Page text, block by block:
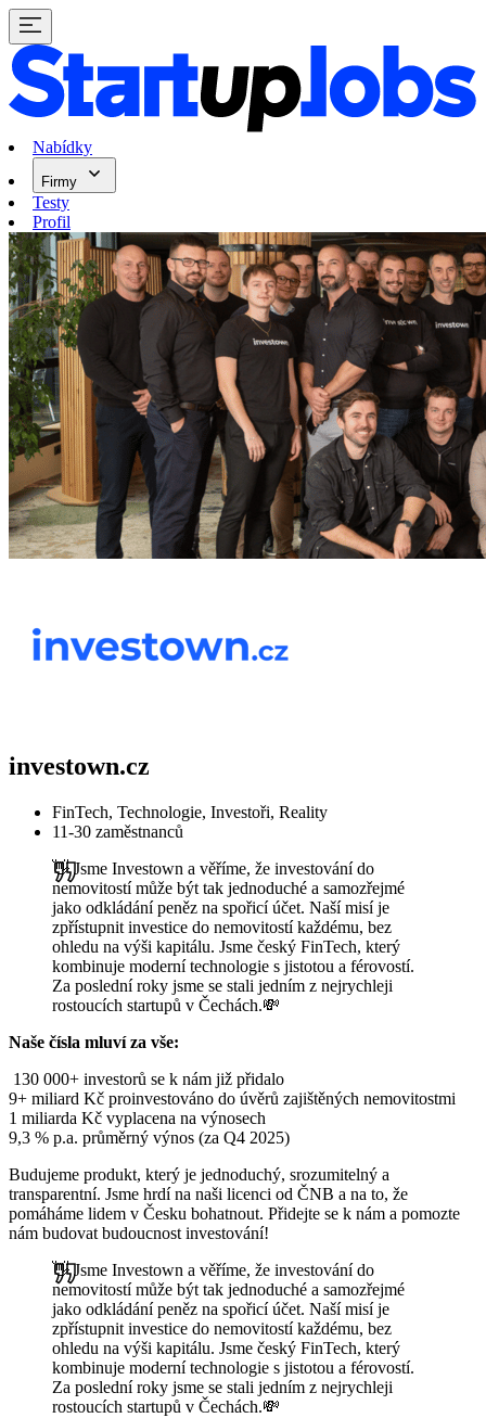
Nabídky
Firmy
Testy
Profil
investown.cz
FinTech, Technologie, Investoři, Reality
11-30 zaměstnanců
👋 Jsme Investown a věříme, že investování do
nemovitostí může být tak jednoduché a samozřejmé
jako odkládání peněz na spořicí účet. Naší misí je
zpřístupnit investice do nemovitostí každému, bez
ohledu na výši kapitálu. Jsme český FinTech, který
kombinuje moderní technologie s jistotou a férovostí.
Za poslední roky jsme se stali jedním z nejrychleji
rostoucích startupů v Čechách.💸
Naše čísla mluví za vše:
130 000+ investorů se k nám již přidalo
9+ miliard Kč proinvestováno do úvěrů zajištěných nemovitostmi
1 miliarda Kč vyplacena na výnosech
9,3 % p.a. průměrný výnos (za Q4 2025)
Budujeme produkt, který je jednoduchý, srozumitelný a
transparentní. Jsme hrdí na naši licenci od ČNB a na to, že
pomáháme lidem v Česku bohatnout. Přidejte se k nám a pomozte
nám budovat budoucnost investování!
👋 Jsme Investown a věříme, že investování do
nemovitostí může být tak jednoduché a samozřejmé
jako odkládání peněz na spořicí účet. Naší misí je
zpřístupnit investice do nemovitostí každému, bez
ohledu na výši kapitálu. Jsme český FinTech, který
kombinuje moderní technologie s jistotou a férovostí.
Za poslední roky jsme se stali jedním z nejrychleji
rostoucích startupů v Čechách.💸